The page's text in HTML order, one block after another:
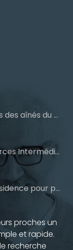
Le palmarès des meilleures Maisons des aînés du Québec
Le palmarès des meilleures Ressources Intermédiaires (RI)
10 étapes pour trouver la bonne résidence pour personnes âgées
proches un
et rapide.
recherche